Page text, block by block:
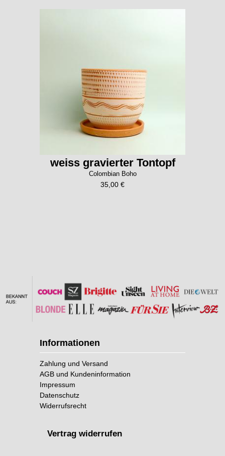
weiss gravierter Tontopf
Colombian Boho
35,00 €
Informationen
Zahlung und Versand
AGB und Kundeninformation
Impressum
Datenschutz
Widerrufsrecht
Vertrag widerrufen